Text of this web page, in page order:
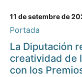
11 de setembre de
Portada
La Diputación
creatividad de
con los